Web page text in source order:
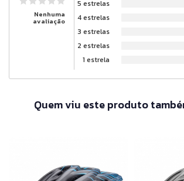
Nenhuma
avaliação
5 estrelas
4 estrelas
3 estrelas
2 estrelas
1 estrela
Quem viu este produto